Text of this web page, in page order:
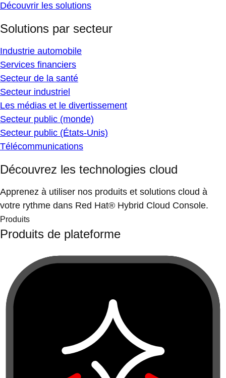
Découvrir les solutions
Solutions par secteur
Industrie automobile
Services financiers
Secteur de la santé
Secteur industriel
Les médias et le divertissement
Secteur public (monde)
Secteur public (États-Unis)
Télécommunications
Découvrez les technologies cloud
Apprenez à utiliser nos produits et solutions cloud à
votre rythme dans Red Hat® Hybrid Cloud Console.
Produits
Produits de plateforme